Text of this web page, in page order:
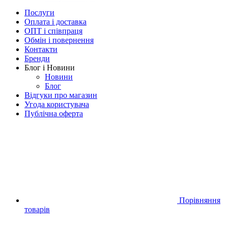
Послуги
Оплата і доставка
ОПТ і співпраця
Обмін і повернення
Контакти
Бренди
Блог і Новини
Новини
Блог
Відгуки про магазин
Угода користувача
Публічна оферта
Порівняння
товарів